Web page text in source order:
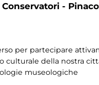
Conservatori -
per partecipare
culturale della nostra
museologiche